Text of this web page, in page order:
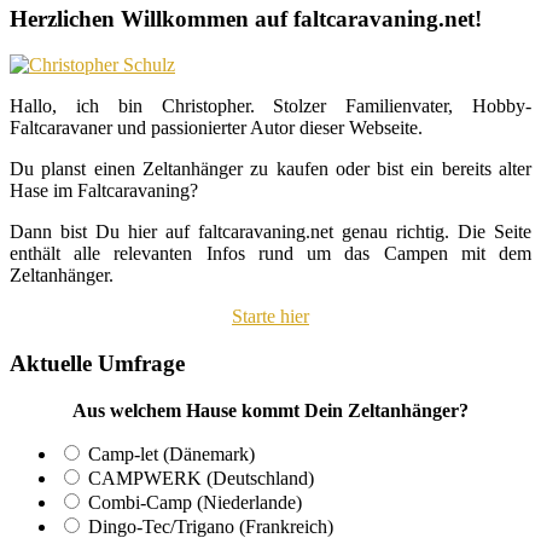
Herzlichen Willkommen auf faltcaravaning.net!
Hallo, ich bin Christopher. Stolzer Familienvater, Hobby-
Faltcaravaner und passionierter Autor dieser Webseite.
Du planst einen Zeltanhänger zu kaufen oder bist ein bereits alter
Hase im Faltcaravaning?
Dann bist Du hier auf faltcaravaning.net genau richtig. Die Seite
enthält alle relevanten Infos rund um das Campen mit dem
Zeltanhänger.
Starte hier
Aktuelle Umfrage
Aus welchem Hause kommt Dein Zeltanhänger?
Camp-let (Dänemark)
CAMPWERK (Deutschland)
Combi-Camp (Niederlande)
Dingo-Tec/Trigano (Frankreich)